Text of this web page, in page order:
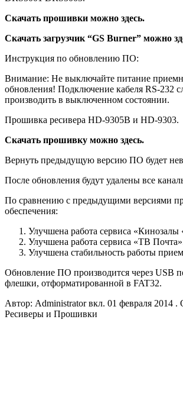
Скачать прошивки можно здесь.
Скачать загрузчик “GS Burner” можно
Инструкция по обновлению ПО:
Внимание: Не выключайте питание
обновления! Подключение кабеля RS-232
производить в выключенном состоянии.
Прошивка ресивера HD-9305B и HD-9303.
Скачать прошивку можно здесь.
Вернуть предыдущую версию ПО будет
После обновления будут удалены все
По сравнению с предыдущими версиями
обеспечения:
Улучшена работа сервиса
Улучшена работа сервиса «ТВ
Улучшена стабильность работы
Обновление ПО производится через USB
флешки, отформатированной в FAT32.
Автор: Administrator вкл. 01 февраля 2014 .
Ресиверы и Прошивки